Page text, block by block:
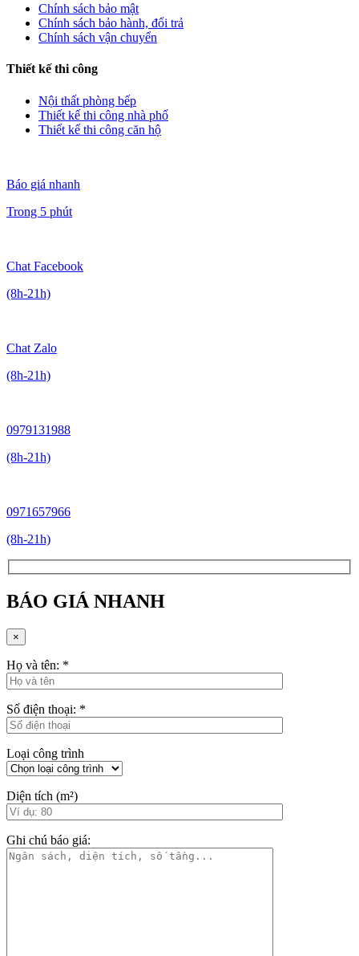
Chính sách bảo mật
Chính sách bảo hành, đổi trả
Chính sách vận chuyển
Thiết kế thi công
Nội thất phòng bếp
Thiết kế thi công nhà phố
Thiết kế thi công căn hộ
Báo giá nhanh
Trong 5 phút
Chat Facebook
(8h-21h)
Chat Zalo
(8h-21h)
0979131988
(8h-21h)
0971657966
(8h-21h)
BÁO GIÁ NHANH
×
Họ và tên: *
Số điện thoại: *
Loại công trình
Diện tích (m²)
Ghi chú báo giá: